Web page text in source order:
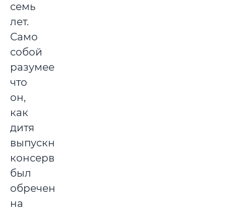
семь
лет.
Само
собой
разумеется,
что
он,
как
дитя
выпускников
консерватории,
был
обречен
на